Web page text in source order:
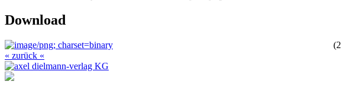
Download
« zurück «